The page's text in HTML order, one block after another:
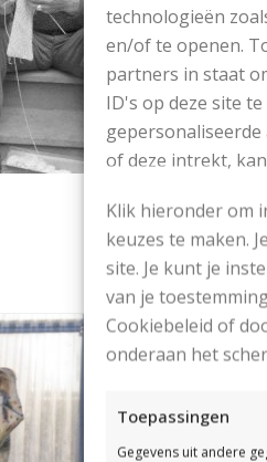
technologieën
en/of te openen.
partners in staat
ID's op deze site
of deze intrekt,
Klik hieronder om
keuzes te maken.
site. Je kunt je
van je
Cookiebeleid of
onderaan het
Toepassingen
Gegevens uit andere